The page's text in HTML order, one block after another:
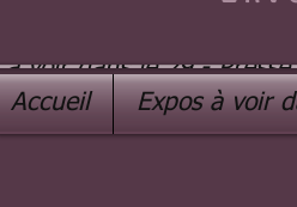
à voir dans le 29 - Presse
Accueil
Expos à voir